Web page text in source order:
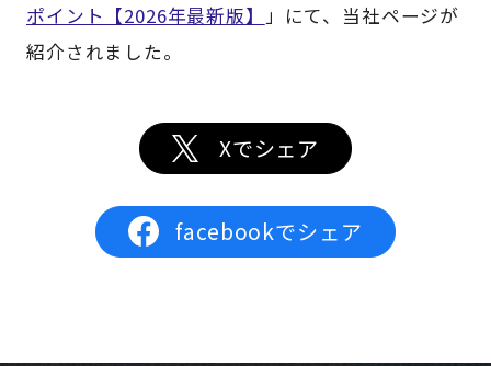
ポイント【2026年最新版】 」にて、当社ページが
紹介されました。
Xでシェア
facebookでシェア